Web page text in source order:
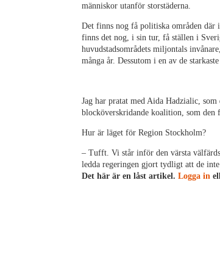
människor utanför storstäderna.
Det finns nog få politiska områden där
finns det nog, i sin tur, få ställen i
huvudstadsområdets miljontals
många år. Dessutom i en av de
Jag har pratat med Aida Hadzialic,
blocköverskridande koalition, som den
Hur är läget för Region Stockholm?
– Tufft. Vi står inför den värsta
ledda regeringen gjort tydligt att de
Det här är en låst artikel.Logga in